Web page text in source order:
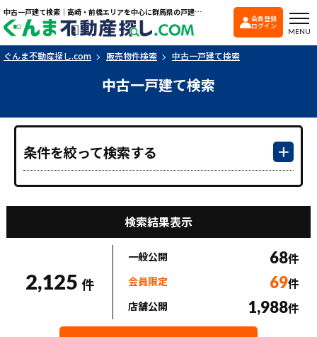
中古一戸建て検索｜高崎・前橋エリアを中心に群馬県の戸建て・マンションを探すなら「ぐんま不動産探し.com」
ぐんま不動産探し
会員登録
ログイン
MENU
ぐんま不動産探し.com 販売物件検索 中古一戸建て検索
中古一戸建て検索
条件を絞って検索する
検索結果表示
2,125 件
一般公開 68件
会員限定 69件
店舗公開 1,988件